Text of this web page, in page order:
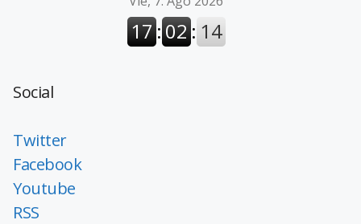
Social
Twitter
Facebook
Youtube
RSS